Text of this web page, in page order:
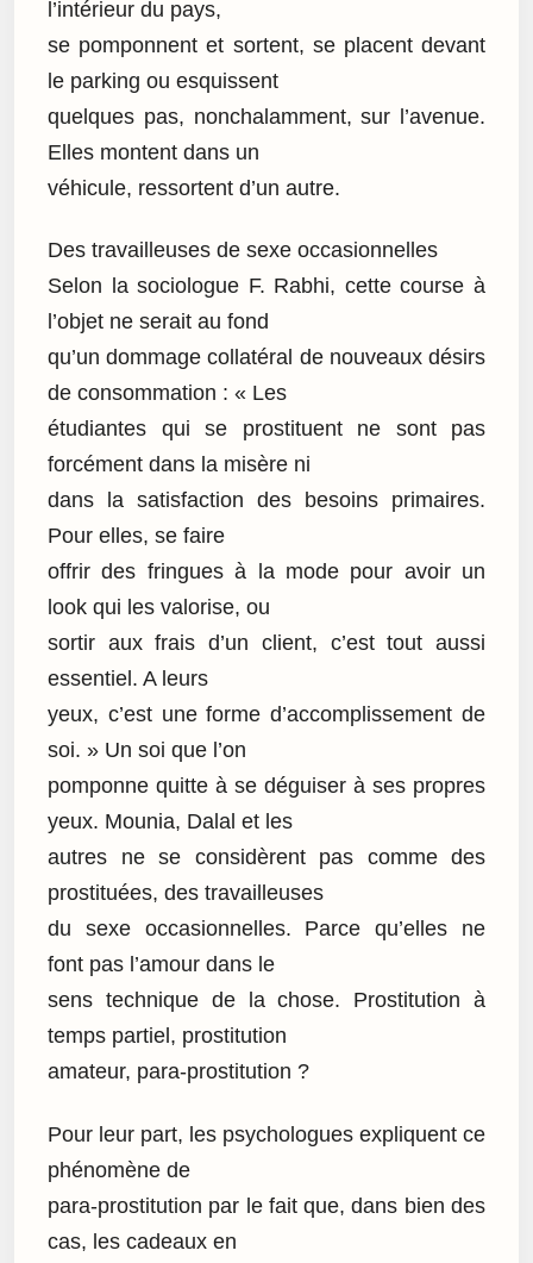
l’intérieur du pays,
se pomponnent et sortent, se placent devant
le parking ou esquissent
quelques pas, nonchalamment, sur l’avenue.
Elles montent dans un
véhicule, ressortent d’un autre.
Des travailleuses de sexe occasionnelles
Selon la sociologue F. Rabhi, cette course à
l’objet ne serait au fond
qu’un dommage collatéral de nouveaux désirs
de consommation : « Les
étudiantes qui se prostituent ne sont pas
forcément dans la misère ni
dans la satisfaction des besoins primaires.
Pour elles, se faire
offrir des fringues à la mode pour avoir un
look qui les valorise, ou
sortir aux frais d’un client, c’est tout aussi
essentiel. A leurs
yeux, c’est une forme d’accomplissement de
soi. » Un soi que l’on
pomponne quitte à se déguiser à ses propres
yeux. Mounia, Dalal et les
autres ne se considèrent pas comme des
prostituées, des travailleuses
du sexe occasionnelles. Parce qu’elles ne
font pas l’amour dans le
sens technique de la chose. Prostitution à
temps partiel, prostitution
amateur, para-prostitution ?
Pour leur part, les psychologues expliquent ce
phénomène de
para-prostitution par le fait que, dans bien des
cas, les cadeaux en